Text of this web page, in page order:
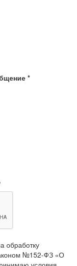
*
обработку
№152-ФЗ «О